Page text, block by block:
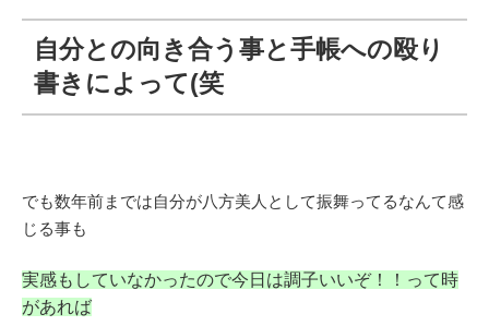
自分との向き合う事と手帳への殴り
書きによって(笑
でも数年前までは自分が八方美人として振舞ってるなんて感
じる事も
実感もしていなかったので今日は調子いいぞ！！って時
があれば